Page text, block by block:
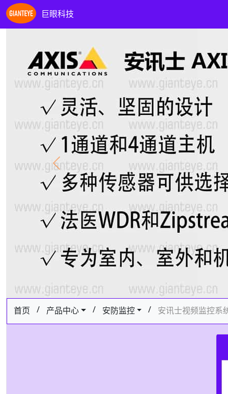
巨眼科技
Previous
首页 / 产品中心 / 安防监控 / 安讯士视频监控系